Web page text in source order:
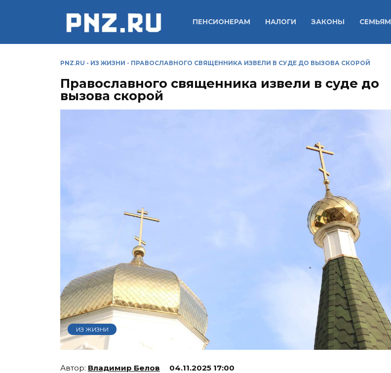
ПЕНСИОНЕРАМ НАЛОГИ ЗАКОНЫ СЕМЬЯМ
PNZ.RU - ИЗ ЖИЗНИ - ПРАВОСЛАВНОГО СВЯЩЕННИКА ИЗВЕЛИ В СУДЕ ДО ВЫЗОВА СКОРОЙ
Православного священника извели в суде до
вызова скорой
ИЗ ЖИЗНИ
Владимир Белов 04.11.2025 17:00